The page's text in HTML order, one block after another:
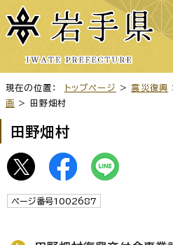
現在の位置： トップページ > 震災復興
画 > 田野畑村
田野畑村
ページ番号1002687